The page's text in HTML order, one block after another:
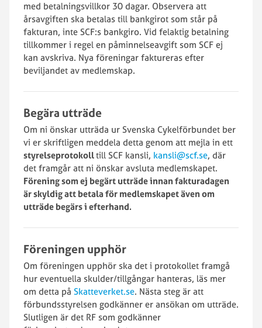
med betalningsvillkor 30 dagar. Observera att
årsavgiften ska betalas till bankgirot som står på
fakturan, inte SCF:s bankgiro. Vid felaktig betalning
tillkommer i regel en påminnelseavgift som SCF ej
kan avskriva. Nya föreningar faktureras efter
beviljandet av medlemskap.
Begära utträde
Om ni önskar utträda ur Svenska Cykelförbundet ber
vi er skriftligen meddela detta genom att mejla in ett
styrelseprotokolltill SCF kansli, kansli@scf.se, där
det framgår att ni önskar avsluta medlemskapet.
Förening som ej begärt utträde innan fakturadagen
är skyldig att betala för medlemskapet även om
utträde begärs i efterhand.
Föreningen upphör
Om föreningen upphör ska det i protokollet framgå
hur eventuella skulder/tillgångar hanteras, läs mer
om detta på Skatteverket.se. Nästa steg är att
förbundsstyrelsen godkänner er ansökan om utträde.
Slutligen är det RF som godkänner